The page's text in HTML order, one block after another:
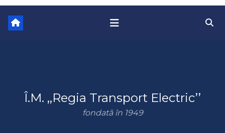
Î.M. ,,Regia Transport Electric’’
fondată în 1949